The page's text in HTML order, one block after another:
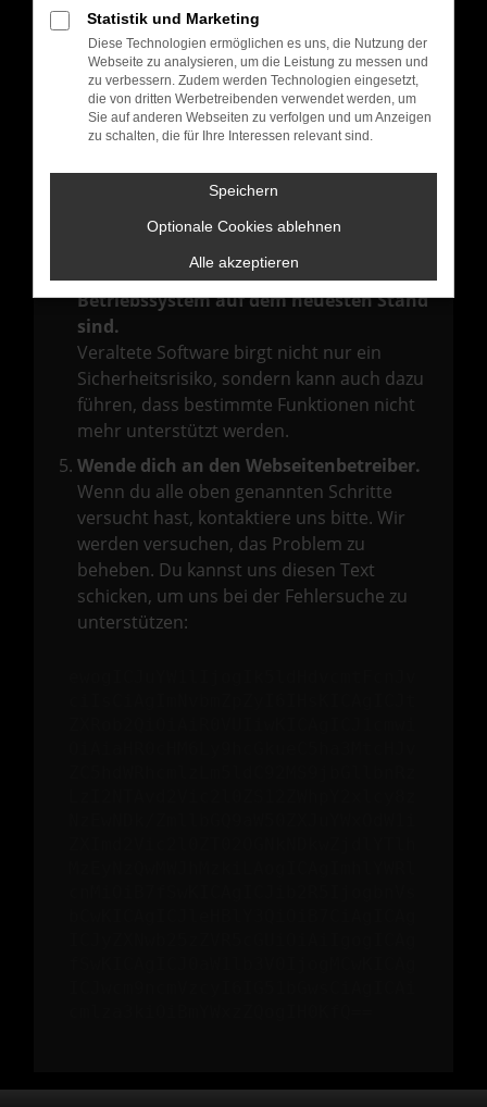
Prüfe deine Browsererweiterungen.
Manche Erweiterungen, wie Werbeblocker,
können das Laden bestimmter Seiten
verhindern. Funktioniert die Seite in einem
anderen Browser oder in einem privaten
Starte dein Gerät neu.
vorübergehende Probleme zu beheben.
Stelle sicher, dass dein Browser und dein
Betriebssystem auf dem neuesten Stand
sind.
Veraltete Software birgt nicht nur ein
Sicherheitsrisiko, sondern kann auch dazu
führen, dass bestimmte Funktionen nicht
mehr unterstützt werden.
Wende dich an den Webseitenbetreiber.
Wenn du alle oben genannten Schritte
versucht hast, kontaktiere uns bitte. Wir
werden versuchen, das Problem zu
beheben. Du kannst uns diesen Text
schicken, um uns bei der Fehlersuche zu
unterstützen:
Statistik und Marketing
Diese Technologien ermöglichen es uns, die Nutzung der
Webseite zu analysieren, um die Leistung zu messen und
zu verbessern. Zudem werden Technologien eingesetzt,
die von dritten Werbetreibenden verwendet werden, um
Sie auf anderen Webseiten zu verfolgen und um Anzeigen
zu schalten, die für Ihre Interessen relevant sind.
Speichern
Optionale Cookies ablehnen
Alle akzeptieren